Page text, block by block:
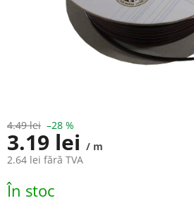
4.49 lei –28 %
3.19 lei / m
2.64 lei fără TVA
Evaluare
preţ:
În stoc